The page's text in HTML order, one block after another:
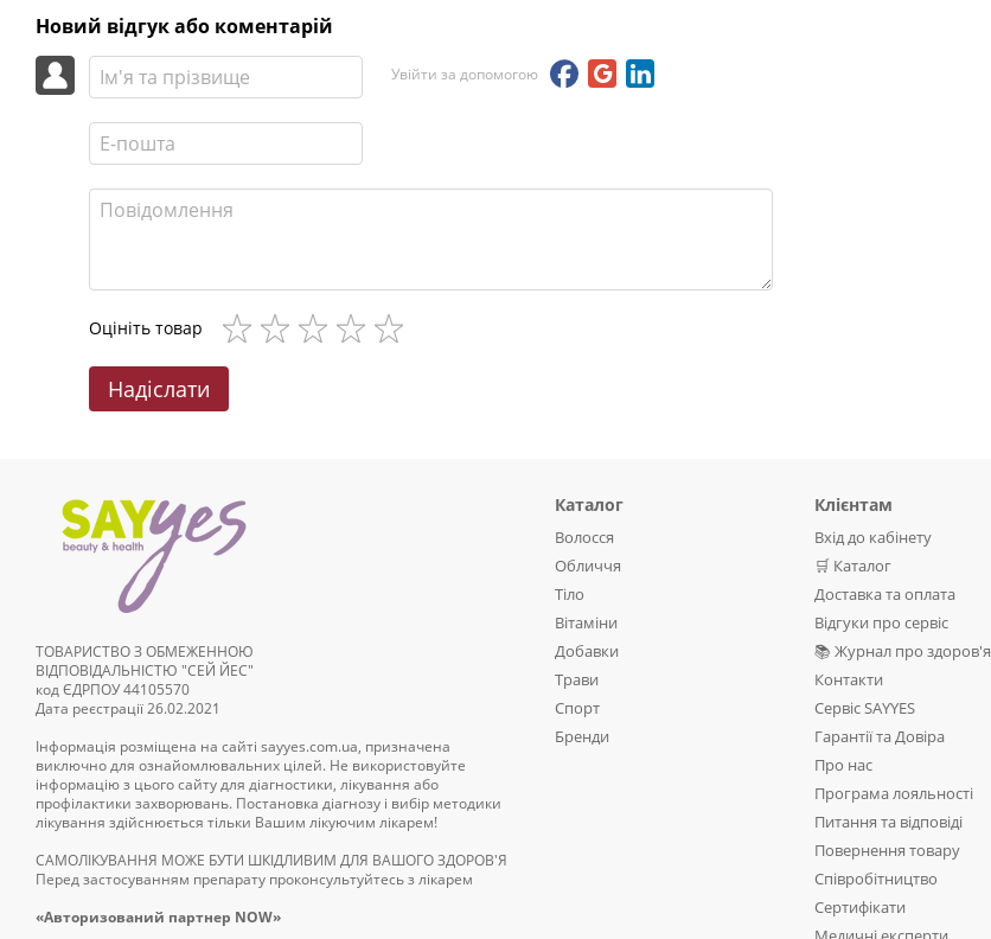
Новий відгук або коментарій
Увійти за допомогою
Оцініть товар
Надіслати
ТОВАРИСТВО З ОБМЕЖЕННОЮ
ВІДПОВІДАЛЬНІСТЮ "СЕЙ ЙЕС"
код ЄДРПОУ 44105570
Дата реєстрації 26.02.2021
Інформація розміщена на сайті sayyes.com.ua, призначена
виключно для ознайомлювальних цілей. Не використовуйте
інформацію з цього сайту для діагностики, лікування або
профілактики захворювань. Постановка діагнозу і вибір методики
лікування здійснюється тільки Вашим лікуючим лікарем!
САМОЛІКУВАННЯ МОЖЕ БУТИ ШКІДЛИВИМ ДЛЯ ВАШОГО ЗДОРОВ'Я
Перед застосуванням препарату проконсультуйтесь з лікарем
«Авторизований партнер NOW»
Каталог
Волосся
Обличчя
Тіло
Вітаміни
Добавки
Трави
Спорт
Бренди
Клієнтам
Вхід до кабінету
🛒 Каталог
Доставка та оплата
Відгуки про сервіс
📚 Журнал про здоров'я
Контакти
Сервіс SAYYES
Гарантії та Довіра
Про нас
Програма лояльності
Питання та відповіді
Повернення товару
Співробітництво
Сертифікати